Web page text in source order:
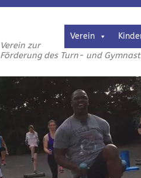
Verein
Verein zur
Förderung des Turn- und